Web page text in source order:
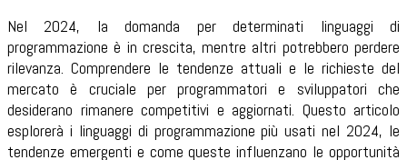
Nel 2024, la domanda per determinati linguaggi di
programmazione è in crescita, mentre altri potrebbero perdere
rilevanza. Comprendere le tendenze attuali e le richieste del
mercato è cruciale per programmatori e sviluppatori che
desiderano rimanere competitivi e aggiornati. Questo articolo
esplorerà i linguaggi di programmazione più usati nel 2024, le
tendenze emergenti e come queste influenzano le opportunità